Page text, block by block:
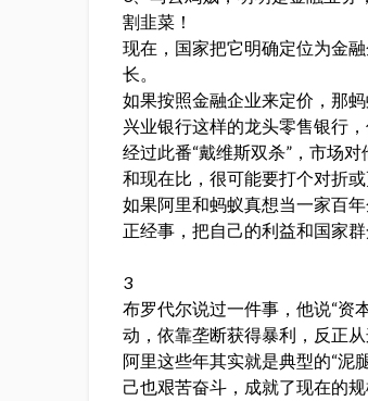
割韭菜！
现在，国家把它明确定位为金
长。
如果按照金融企业来定价，那
兴业银行这样的龙头零售银行
经过此番“戴维斯双杀”，市场
和现在比，很可能要打个对折
如果阿里和蚂蚁真想当一家百
正经事，把自己的利益和国家
3
布罗代尔说过一件事，他说“资
动，依靠垄断获得暴利，反正从
阿里这些年其实就是典型的“泥
己也艰苦奋斗，成就了现在的规